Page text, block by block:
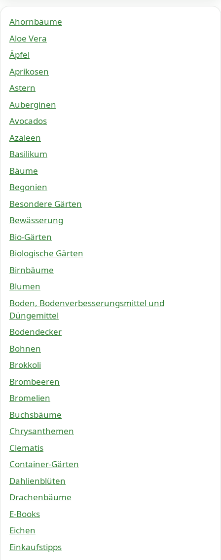
Ahornbäume
Aloe Vera
Äpfel
Aprikosen
Astern
Auberginen
Avocados
Azaleen
Basilikum
Bäume
Begonien
Besondere Gärten
Bewässerung
Bio-Gärten
Biologische Gärten
Birnbäume
Blumen
Boden, Bodenverbesserungsmittel und
Düngemittel
Bodendecker
Bohnen
Brokkoli
Brombeeren
Bromelien
Buchsbäume
Chrysanthemen
Clematis
Container-Gärten
Dahlienblüten
Drachenbäume
E-Books
Eichen
Einkaufstipps